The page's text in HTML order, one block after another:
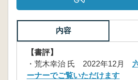
内容
【書評】
・荒木幸治 氏 2022年12月
ーナーでご覧いただけます